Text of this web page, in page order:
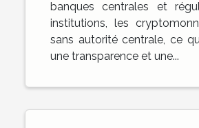
banques centrales et
institutions, les
sans autorité centrale, ce
une transparence et une...